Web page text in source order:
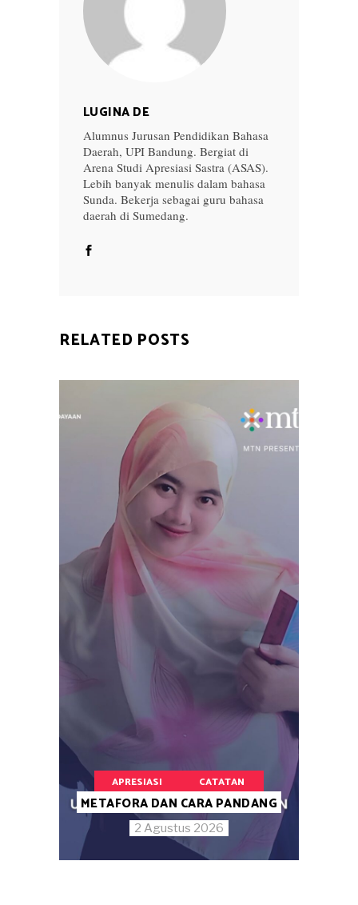
LUGINA DE
Alumnus Jurusan Pendidikan Bahasa
Daerah, UPI Bandung. Bergiat di
Arena Studi Apresiasi Sastra (ASAS).
Lebih banyak menulis dalam bahasa
Sunda. Bekerja sebagai guru bahasa
daerah di Sumedang.
RELATED POSTS
APRESIASI CATATAN
METAFORA DAN CARA PANDANG
2 Agustus 2026